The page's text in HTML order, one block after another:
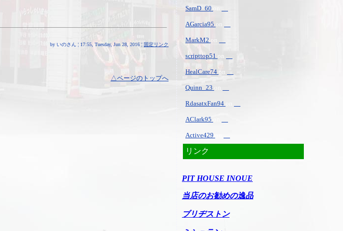
by いのさん ¦ 17:55, Tuesday, Jun 28, 2016 ¦ 固定リンク
△ページのトップへ
SamD_60
AGarcia95 on
MarkM2 on
scripttop51 on
HealCare74 on
Quinn_23 on
RdasatxFan94
AClark95
Active429
リンク
PIT HOUSE INOUE
当店のお勧めの逸品
ブリヂストン